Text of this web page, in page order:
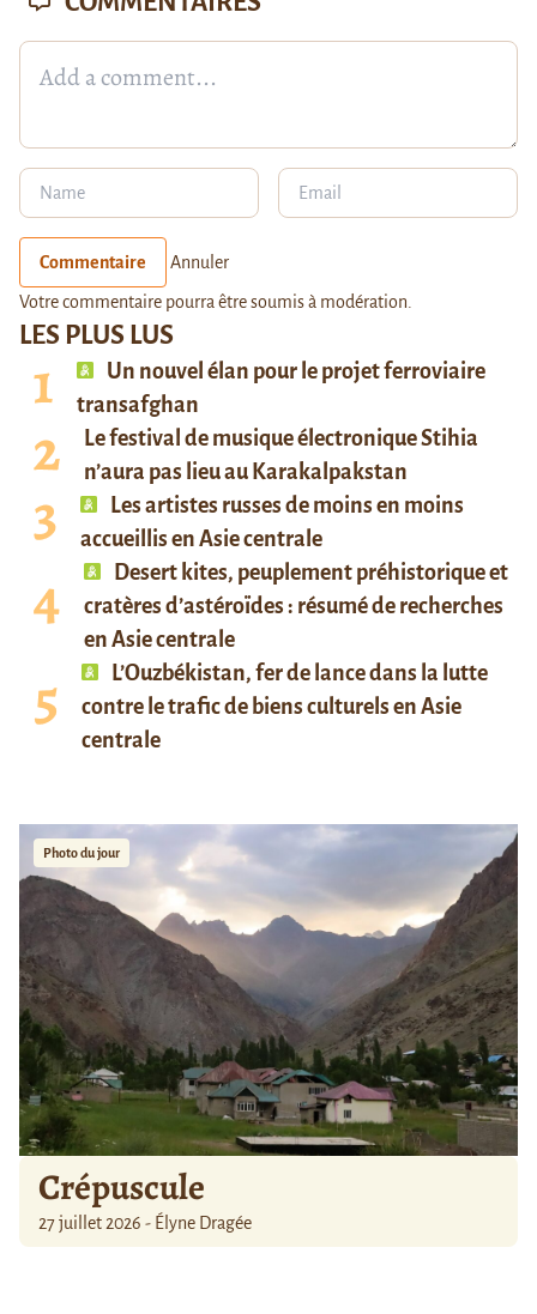
LES PLUS LUS
Un nouvel élan pour le projet ferroviaire
transafghan
Le festival de musique électronique Stihia
n’aura pas lieu au Karakalpakstan
Les artistes russes de moins en moins
accueillis en Asie centrale
Desert kites, peuplement préhistorique et
cratères d’astéroïdes : résumé de recherches
en Asie centrale
L’Ouzbékistan, fer de lance dans la lutte
contre le trafic de biens culturels en Asie
centrale
Photo du jour
Crépuscule
27 juillet 2026 - Élyne Dragée
Commentaire Annuler
Votre commentaire pourra être soumis à modération.